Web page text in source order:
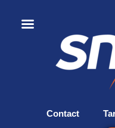
Contact